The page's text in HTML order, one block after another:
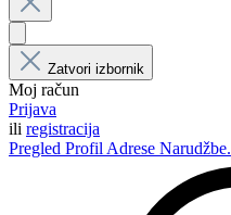
Zatvori izbornik
Moj račun
Prijava
ili registracija
Pregled Profil Adrese Narudžbe.